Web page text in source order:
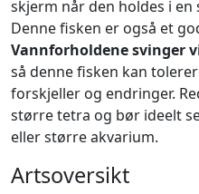
skjerm når den holdes i en
Denne fisken er også et
Vannforholdene svinger
så denne fisken kan
forskjeller og endringer.
større tetra og bør ideelt
eller større akvarium.
Artsoversikt